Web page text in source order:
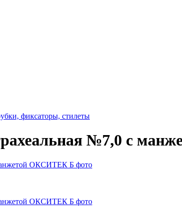
фиксаторы, стилеты
№7,0 с